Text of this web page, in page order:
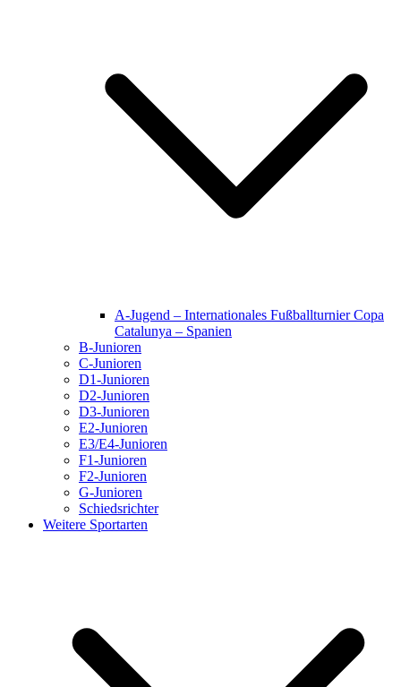
A-Jugend – Internationales Fußballturnier Copa
Catalunya – Spanien
B-Junioren
C-Junioren
D1-Junioren
D2-Junioren
D3-Junioren
E2-Junioren
E3/E4-Junioren
F1-Junioren
F2-Junioren
G-Junioren
Schiedsrichter
Weitere Sportarten